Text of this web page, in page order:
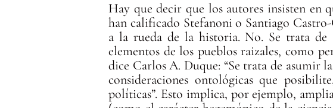
Hay que decir que los autores insisten en
han calificado Stefanoni o Santiago
a la rueda de la historia. No. Se trata
elementos de los pueblos raizales, como
dice Carlos A. Duque: “Se trata de asumir
consideraciones ontológicas que
políticas”. Esto implica, por ejemplo,